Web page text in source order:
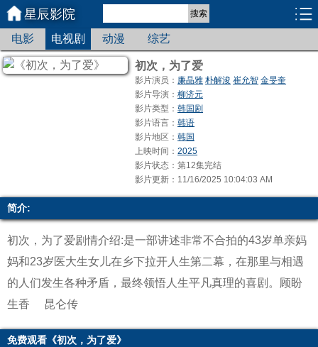
星辰影院 搜索
电影 电视剧 动漫 综艺
初次，为了爱
影片演员： 廉晶雅 朴解浚 崔允智 金旻奎
影片导演：柳济元
影片类型：韩国剧
影片语言：韩语
影片地区：韩国
上映时间：2025
影片状态：第12集完结
影片更新：11/16/2025 10:04:03 AM
简介:
初次，为了爱剧情介绍:是一部讲述非常不合拍的43岁单亲妈
妈和23岁医大生女儿在乡下拉开人生第二幕，在那里与相遇
的人们发生各种矛盾，最终领悟人生平凡真理的喜剧。
顾盼
生香
昆仑传
免费观看《初次，为了爱》